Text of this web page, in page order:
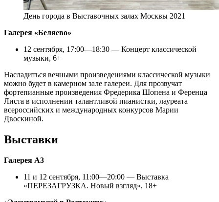
День города в Выставочных залах Москвы 2021
Галерея «Беляево»
12 сентября, 17:00—18:30 — Концерт классической
музыки, 6+
Насладиться вечными произведениями классической музыки
можно будет в камерном зале галереи. Для прозвучат
фортепианные произведения Фредерика Шопена и Ференца
Листа в исполнении талантливой пианистки, лауреата
всероссийских и международных конкурсов Марии
Двоскиной.
Выставки
Галерея А3
11 и 12 сентября, 11:00—20:00 — Выставка
«ПЕРЕЗАГРУЗКА. Новый взгляд», 18+